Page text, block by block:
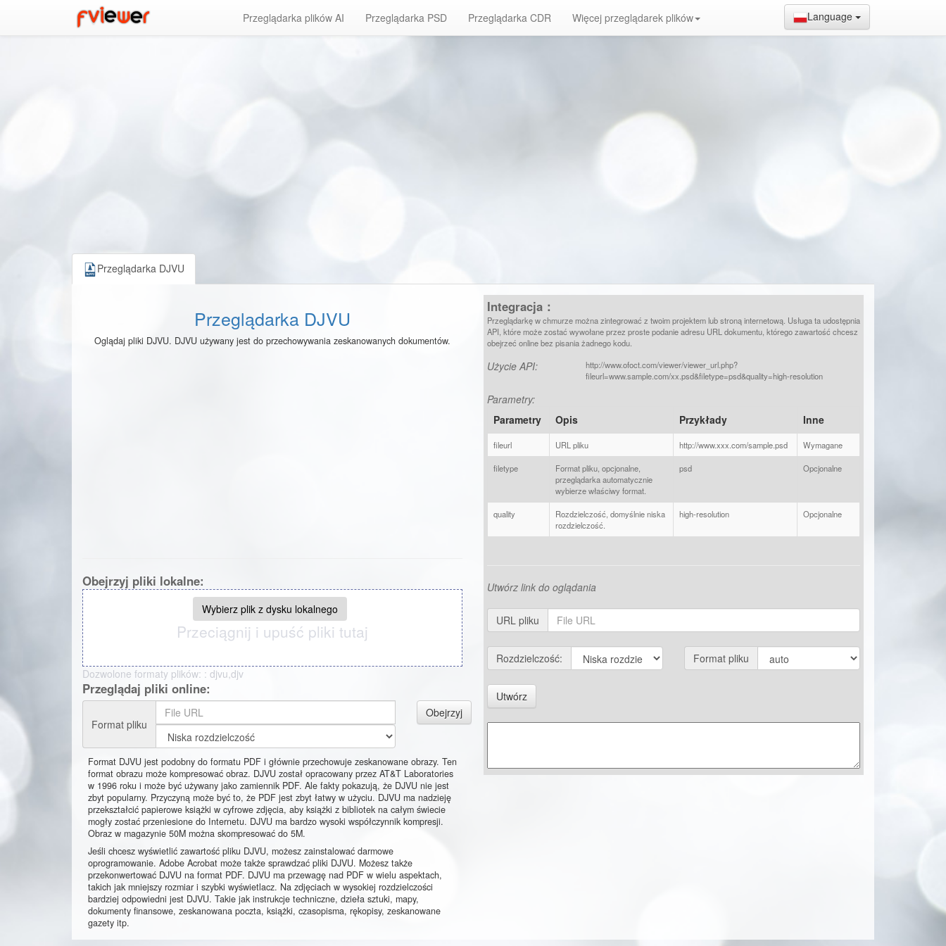
Language
Przeglądarka plików AI Przeglądarka PSD Przeglądarka CDR Więcej przeglądarek plików
Przeglądarka DJVU
Przeglądarka DJVU
Oglądaj pliki DJVU. DJVU używany jest do przechowywania zeskanowanych dokumentów.
Obejrzyj pliki lokalne:
Wybierz plik z dysku lokalnego
Przeciągnij i upuść pliki tutaj
Dozwolone formaty plików: : djvu,djv
Przeglądaj pliki online:
Format pliku
Obejrzyj
Format DJVU jest podobny do formatu PDF i głównie przechowuje zeskanowane obrazy. Ten
format obrazu może kompresować obraz. DJVU został opracowany przez AT&T Laboratories
w 1996 roku i może być używany jako zamiennik PDF. Ale fakty pokazują, że DJVU nie jest
zbyt popularny. Przyczyną może być to, że PDF jest zbyt łatwy w użyciu. DJVU ma nadzieję
przekształcić papierowe książki w cyfrowe zdjęcia, aby książki z bibliotek na całym świecie
mogły zostać przeniesione do Internetu. DJVU ma bardzo wysoki współczynnik kompresji.
Obraz w magazynie 50M można skompresować do 5M.
Jeśli chcesz wyświetlić zawartość pliku DJVU, możesz zainstalować darmowe
oprogramowanie. Adobe Acrobat może także sprawdzać pliki DJVU. Możesz także
przekonwertować DJVU na format PDF. DJVU ma przewagę nad PDF w wielu aspektach,
takich jak mniejszy rozmiar i szybki wyświetlacz. Na zdjęciach w wysokiej rozdzielczości
bardziej odpowiedni jest DJVU. Takie jak instrukcje techniczne, dzieła sztuki, mapy,
dokumenty finansowe, zeskanowana poczta, książki, czasopisma, rękopisy, zeskanowane
gazety itp.
Integracja：
Przeglądarkę w chmurze można zintegrować z twoim projektem lub stroną internetową. Usługa ta udostępnia
API, które może zostać wywołane przez proste podanie adresu URL dokumentu, którego zawartość chcesz
obejrzeć online bez pisania żadnego kodu.
Użycie API:
http://www.ofoct.com/viewer/viewer_url.php?
fileurl=www.sample.com/xx.psd&filetype=psd&quality=high-resolution
Parametry:
Parametry
Opis Przykłady Inne
fileurl URL pliku http://www.xxx.com/sample.psd Wymagane
filetype
Format pliku, opcjonalne,
przeglądarka automatycznie
wybierze właściwy format.
psd Opcjonalne
quality
Rozdzielczość, domyślnie niska
rozdzielczość.
high-resolution Opcjonalne
Utwórz link do oglądania
URL pliku
Rozdzielczość: Format pliku
Utwórz